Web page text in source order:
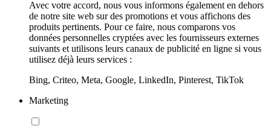
Avec votre accord, nous vous informons également en dehors
de notre site web sur des promotions et vous affichons des
produits pertinents. Pour ce faire, nous comparons vos
données personnelles cryptées avec les fournisseurs externes
suivants et utilisons leurs canaux de publicité en ligne si vous
utilisez déjà leurs services :
Bing, Criteo, Meta, Google, LinkedIn, Pinterest, TikTok
Marketing